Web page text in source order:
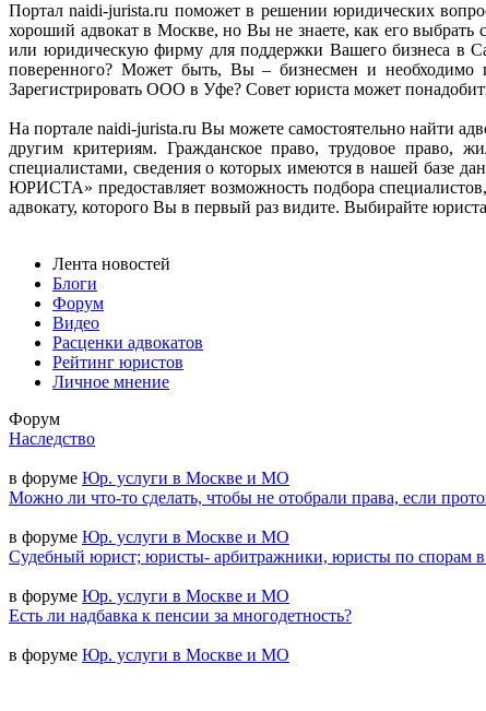
Портал naidi-jurista.ru поможет в решении юридических
хороший адвокат в Москве, но Вы не знаете, как его
или юридическую фирму для поддержки Вашего бизнеса в
поверенного? Может быть, Вы – бизнесмен и необходимо
Зарегистрировать ООО в Уфе? Совет юриста может
На портале naidi-jurista.ru Вы можете самостоятельно найти
другим критериям. Гражданское право, трудовое право,
специалистами, сведения о которых имеются в нашей базе
ЮРИСТА» предоставляет возможность подбора
адвокату, которого Вы в первый раз видите. Выбирайте
Лента новостей
Блоги
Форум
Видео
Расценки адвокатов
Рейтинг юристов
Личное мнение
Форум
Наследство
в форуме Юр. услуги в Москве и МО
Можно ли что-то сделать, чтобы не отобрали права, если
в форуме Юр. услуги в Москве и МО
Судебный юрист; юристы- арбитражники, юристы по спорам
в форуме Юр. услуги в Москве и МО
Есть ли надбавка к пенсии за многодетность?
в форуме Юр. услуги в Москве и МО